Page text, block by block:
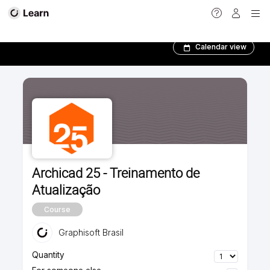
Calendar view
Archicad 25 - Treinamento de
Atualização
Course
Graphisoft Brasil
Quantity